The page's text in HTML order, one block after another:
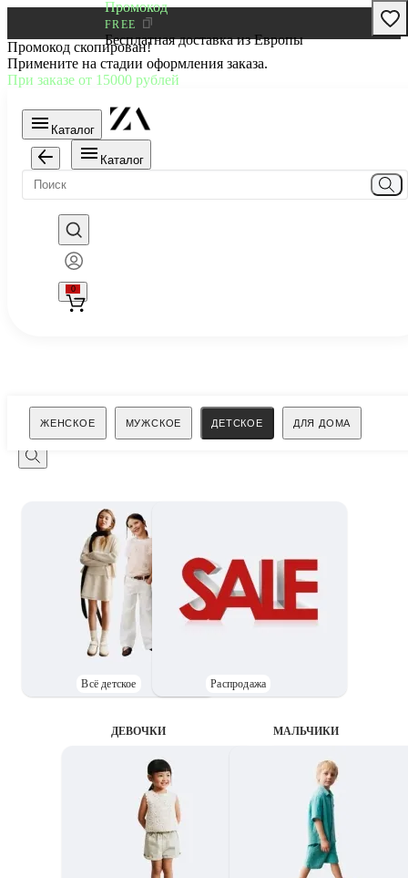
Промокод
FREE
Бесплатная доставка из Европы
Промокод скопирован!
Примените на стадии оформления заказа.
При заказе от 15000 рублей
Каталог
Каталог
0
ЖЕНСКОЕ МУЖСКОЕ ДЕТСКОЕ ДЛЯ ДОМА
Поиск
Всё детское Распродажа
ДЕВОЧКИ MАЛЬЧИКИ